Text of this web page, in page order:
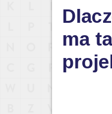
ma